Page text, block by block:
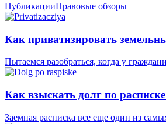
ПубликацииПравовые обзоры
Как приватизировать
Пытаемся разобраться, когда у
Как взыскать долг по
Заемная расписка все еще один из